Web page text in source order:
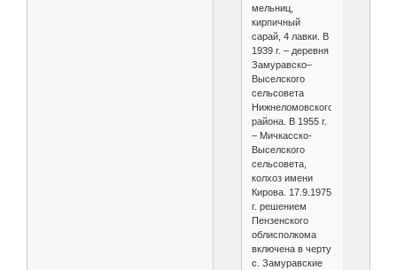
мельниц,
кирпичный
сарай, 4 лавки. В
1939 г. – деревня
Замуравско–
Выселского
сельсовета
Нижнеломовского
района. В 1955 г.
– Мичкасско-
Выселского
сельсовета,
колхоз имени
Кирова. 17.9.1975
г. решением
Пензенского
облисполкома
включена в черту
с. Замуравские